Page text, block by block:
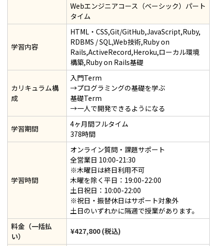
Webエンジニアコース（ベーシック）パート
タイム
学習内容
HTML・CSS,Git/GitHub,JavaScript,Ruby,
RDBMS / SQL,Web技術,Ruby on
Rails,ActiveRecord,Heroku,ローカル環境
構築,Ruby on Rails基礎
カリキュラム構
成
入門Term
→プログラミングの基礎を学ぶ
基礎Term
→一人で開発できるようになる
学習期間
4ヶ月間フルタイム
378時間
学習時間
オンライン質問・課題サポート
全営業日 10:00-21:30
※木曜日は終日利用不可
木曜を除く平日：19:00-22:00
土日祝日：10:00-22:00
※祝日・振替休日はサポート対象外
土日のいずれかに隔週で授業があります。
料金（一括払
い）
¥427,800 (税込)